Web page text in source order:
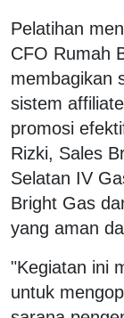
‎Pelatihan
CFO Rumah
membagikan
sistem
promosi
Rizki, Sales
Selatan IV
Bright Gas
yang aman
‎"Kegiatan ini
untuk